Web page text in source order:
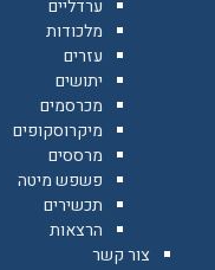
ערדליים
מלכודות
עזרים
יתושים
מכרסמים
מיקרוסקופים
מרססים
פשפש מיטה
תכשירים
הרצאות
צור קשר